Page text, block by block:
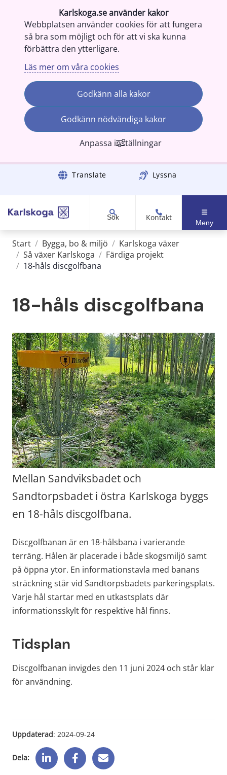
Karlskoga.se använder kakor
Webbplatsen använder cookies för att fungera
så bra som möjligt och för att vi ska kunna
förbättra den ytterligare.
Läs mer om våra cookies
Godkänn alla kakor
Godkänn nödvändiga kakor
Anpassa inställningar
Gå till innehåll Translate Lyssna
Sök Kontakt
Meny
Start / Bygga, bo & miljö / Karlskoga växer
/ Så växer Karlskoga / Färdiga projekt
/ 18-håls discgolfbana
18-håls discgolfbana
Mellan Sandviksbadet och
Sandtorpsbadet i östra Karlskoga byggs
en 18-håls discgolfbana.
Discgolfbanan är en 18-hålsbana i varierande
terräng. Hålen är placerade i både skogsmiljö samt
på öppna ytor. En informationstavla med banans
sträckning står vid Sandtorpsbadets parkeringsplats.
Varje hål startar med en utkastsplats där
informationsskylt för respektive hål finns.
Tidsplan
Discgolfbanan invigdes den 11 juni 2024 och står klar
för användning.
Uppdaterad: 2024-09-24
Dela: